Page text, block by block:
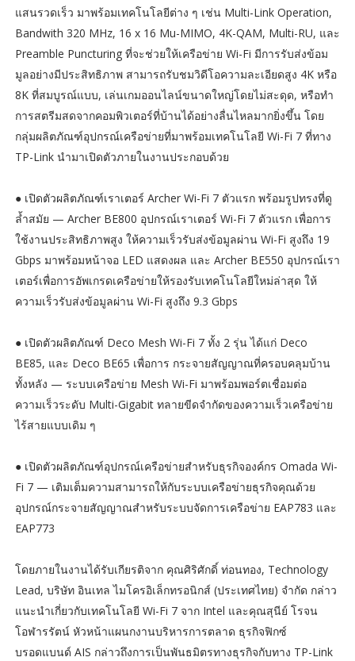
แสนรวดเร็ว มาพร้อมเทคโนโลยีต่าง ๆ เช่น Multi-Link Operation,
Bandwith 320 MHz, 16 x 16 Mu-MIMO, 4K-QAM, Multi-RU, และ
Preamble Puncturing ที่จะช่วยให้เครือข่าย Wi-Fi มีการรับส่งข้อม
มูลอย่างมีประสิทธิภาพ สามารถรับชมวิดีโอความละเอียดสูง 4K หรือ
8K ที่สมบูรณ์แบบ, เล่นเกมออนไลน์ขนาดใหญ่โดยไม่สะดุด, หรือทำ
การสตรีมสดจากคอมพิวเตอร์ที่บ้านได้อย่างลื่นไหลมากยิ่งขึ้น โดย
กลุ่มผลิตภัณฑ์อุปกรณ์เครือข่ายที่มาพร้อมเทคโนโลยี Wi-Fi 7 ที่ทาง
TP-Link นำมาเปิดตัวภายในงานประกอบด้วย
● เปิดตัวผลิตภัณฑ์เราเตอร์ Archer Wi-Fi 7 ตัวแรก พร้อมรูปทรงที่ดู
ล้ำสมัย — Archer BE800 อุปกรณ์เราเตอร์ Wi-Fi 7 ตัวแรก เพื่อการ
ใช้งานประสิทธิภาพสูง ให้ความเร็วรับส่งข้อมูลผ่าน Wi-Fi สูงถึง 19
Gbps มาพร้อมหน้าจอ LED แสดงผล และ Archer BE550 อุปกรณ์เรา
เตอร์เพื่อการอัพเกรดเครือข่ายให้รองรับเทคโนโลยีใหม่ล่าสุด ให้
ความเร็วรับส่งข้อมูลผ่าน Wi-Fi สูงถึง 9.3 Gbps
● เปิดตัวผลิตภัณฑ์ Deco Mesh Wi-Fi 7 ทั้ง 2 รุ่น ได้แก่ Deco
BE85, และ Deco BE65 เพื่อการ กระจายสัญญาณที่ครอบคลุมบ้าน
ทั้งหลัง — ระบบเครือข่าย Mesh Wi-Fi มาพร้อมพอร์ตเชื่อมต่อ
ความเร็วระดับ Multi-Gigabit ทลายขีดจำกัดของความเร็วเครือข่าย
ไร้สายแบบเดิม ๆ
● เปิดตัวผลิตภัณฑ์อุปกรณ์เครือข่ายสำหรับธุรกิจองค์กร Omada Wi-
Fi 7 — เติมเต็มความสามารถให้กับระบบเครือข่ายธุรกิจคุณด้วย
อุปกรณ์กระจายสัญญาณสำหรับระบบจัดการเครือข่าย EAP783 และ
EAP773
โดยภายในงานได้รับเกียรติจาก คุณศิริศักดิ์ ท่อนทอง, Technology
Lead, บริษัท อินเทล ไมโครอิเล็กทรอนิกส์ (ประเทศไทย) จำกัด กล่าว
แนะนำเกี่ยวกับเทคโนโลยี Wi-Fi 7 จาก Intel และคุณสุนีย์ โรจน
โอฬารรัตน์ หัวหน้าแผนกงานบริหารการตลาด ธุรกิจฟิกซ์
บรอดแบนด์ AIS กล่าวถึงการเป็นพันธมิตรทางธุรกิจกับทาง TP-Link